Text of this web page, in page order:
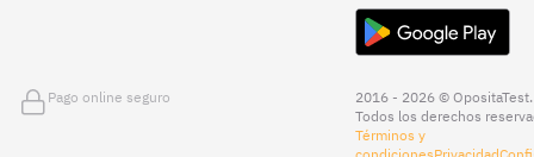
Pago online seguro
2016 - 2026 © OpositaTest.
Todos los derechos
Términos y